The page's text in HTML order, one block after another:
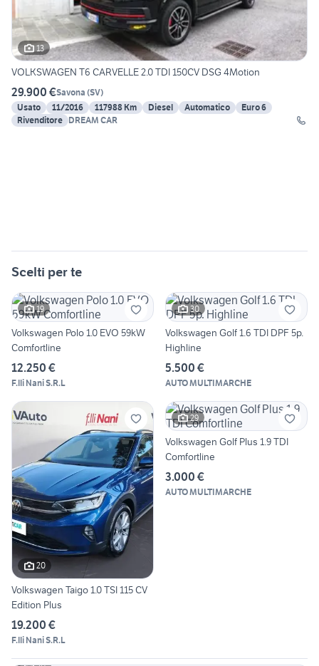
13
VOLKSWAGEN T6 CARVELLE 2.0 TDI 150CV DSG 4Motion
29.900 €Savona (SV)
Usato
11/2016 117988 Km Diesel Automatico
Euro 6
Rivenditore DREAM CAR
Scelti per te
19
Volkswagen Polo 1.0 EVO 59kW
Comfortline
12.250 €
F.lli Nani S.R.L
30
Volkswagen Golf 1.6 TDI DPF 5p.
Highline
5.500 €
AUTO MULTIMARCHE
20
Volkswagen Taigo 1.0 TSI 115 CV
Edition Plus
19.200 €
F.lli Nani S.R.L
29
Volkswagen Golf Plus 1.9 TDI
Comfortline
3.000 €
AUTO MULTIMARCHE